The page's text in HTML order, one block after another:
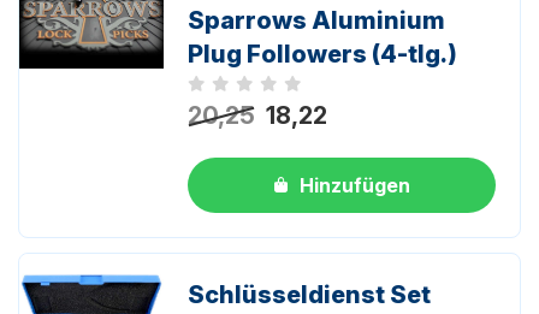
Sparrows Aluminium
Plug Followers (4-tlg.)
Noch keine Bewertungen
20,25 18,22
Hinzufügen
Schlüsseldienst Set